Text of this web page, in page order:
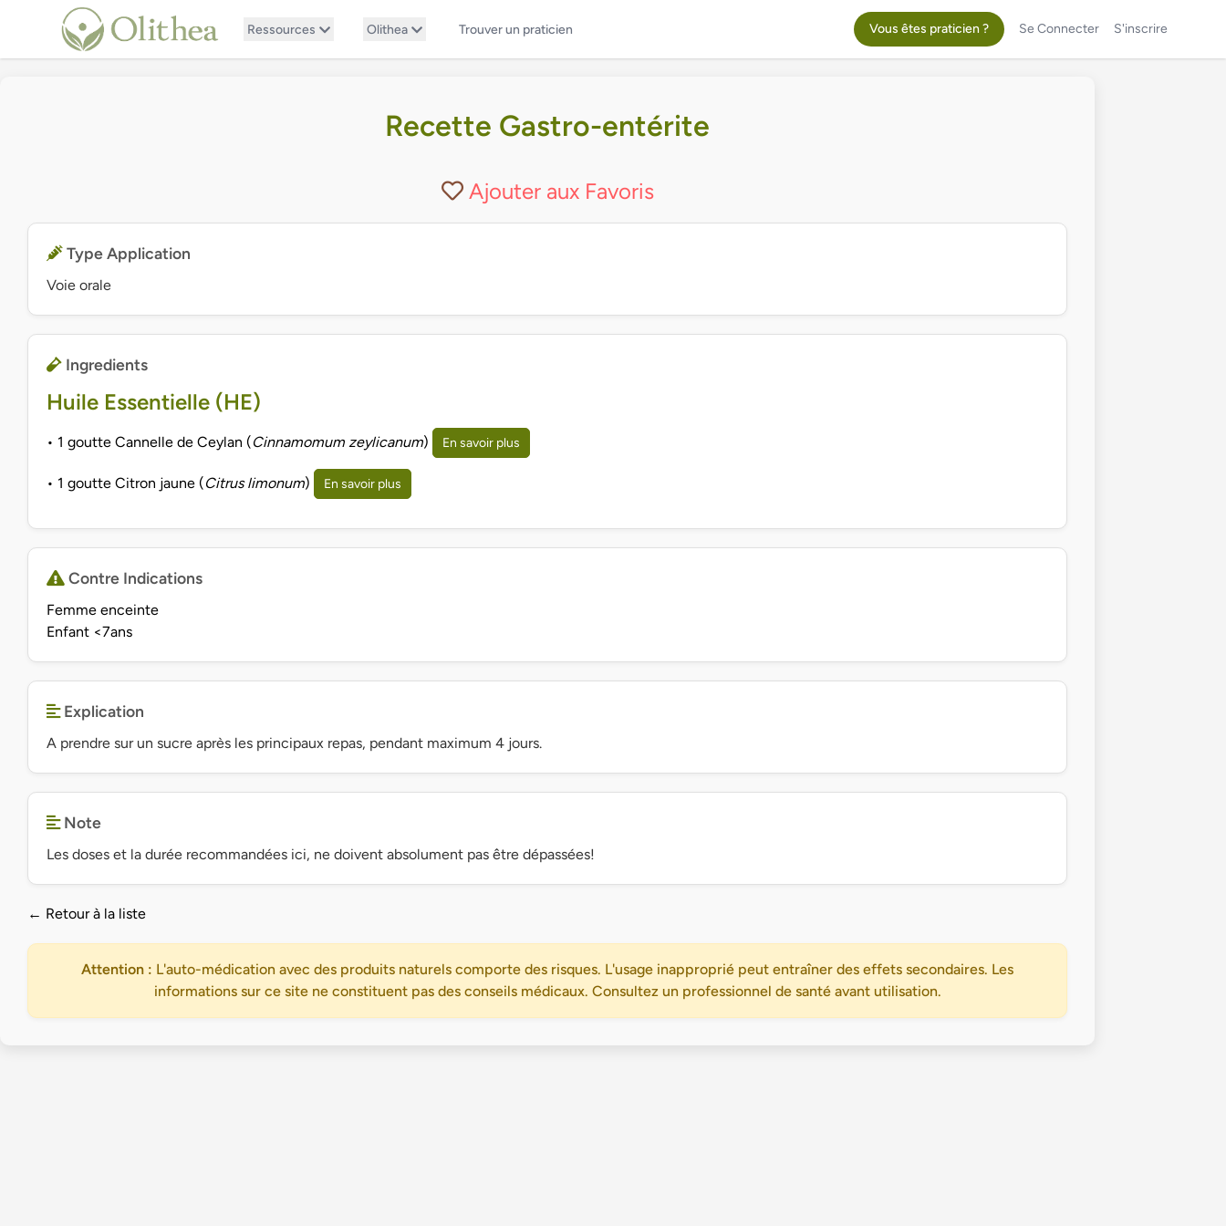
Ressources Olithea Trouver un praticien Vous êtes praticien ? Se Connecter S'inscrire
Recette Gastro-entérite
Ajouter aux Favoris
Type Application
Voie orale
Ingredients
Huile Essentielle (HE)
• 1 goutte Cannelle de Ceylan (Cinnamomum zeylicanum) En savoir plus
• 1 goutte Citron jaune (Citrus limonum) En savoir plus
Contre Indications
Femme enceinte
Enfant <7ans
Explication
A prendre sur un sucre après les principaux repas, pendant maximum 4 jours.
Note
Les doses et la durée recommandées ici, ne doivent absolument pas être dépassées!
← Retour à la liste
Attention : L'auto-médication avec des produits naturels comporte des risques. L'usage inapproprié peut entraîner des effets secondaires. Les
informations sur ce site ne constituent pas des conseils médicaux. Consultez un professionnel de santé avant utilisation.